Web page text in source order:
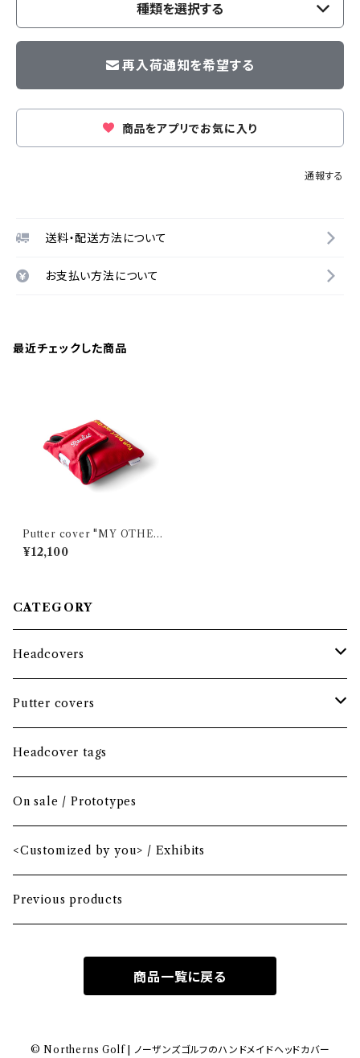
種類を選択する
再入荷通知を希望する
商品をアプリでお気に入り
通報する
送料・配送方法について
お支払い方法について
最近チェックした商品
Putter cover "MY OTHER
PUTTER IS..." RED / Large
mallet
¥12,100
CATEGORY
Headcovers
Headcover bundle
Driver
Mini Driver (Option)
Fairway wood
Hybrid
MA-1 heavy nylon
Hawaiian
Putter covers
Blade
Small mallet
Mid mallet
Large mallet
Headcover tags
On sale / Prototypes
<Customized by you> / Exhibits
Previous products
商品一覧に戻る
© Northerns Golf | ノーザンズゴルフのハンドメイドヘッドカバー